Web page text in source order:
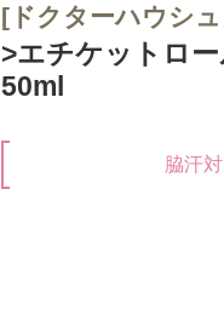
[ドクターハウシ
>エチケットロ
50ml
脇汗